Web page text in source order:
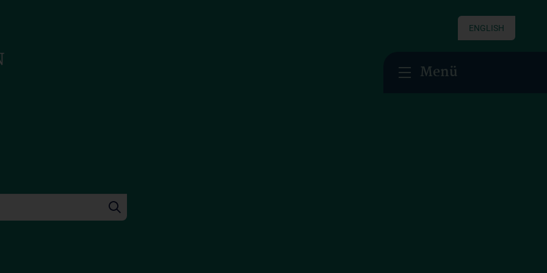
ENGLISH
Menü